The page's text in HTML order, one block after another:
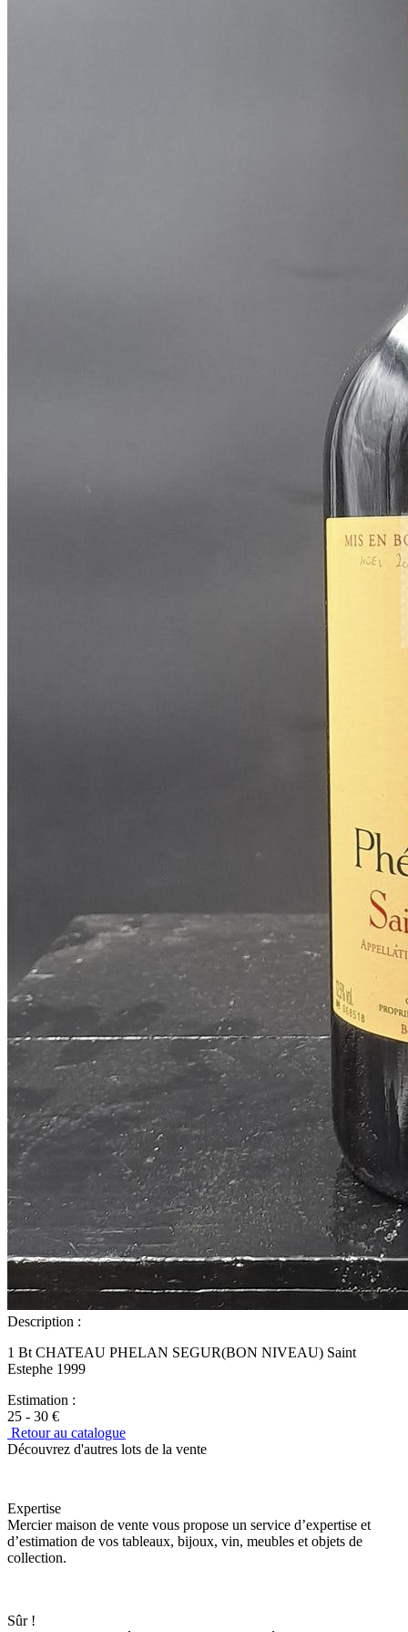
Description :
1 Bt CHATEAU PHELAN SEGUR(BON NIVEAU) Saint
Estephe 1999
Estimation :
25 - 30 €
Retour au catalogue
Découvrez d'autres lots de la vente
Expertise
Mercier maison de vente vous propose un service d’expertise et
d’estimation de vos tableaux, bijoux, vin, meubles et objets de
collection.
Sûr !